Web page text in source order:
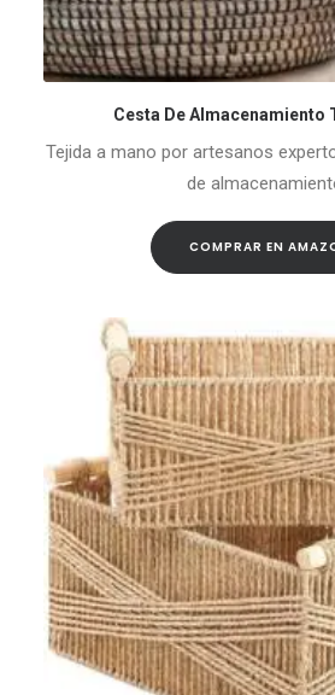
Cesta De Almacenamiento
Tejida a mano por artesanos
de
COMPRAR EN